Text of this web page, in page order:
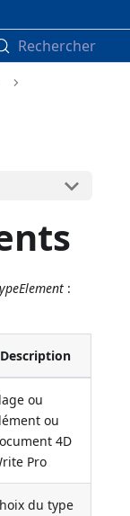
Rechercher
:
Description
ou
ou
4D
Pro
du type